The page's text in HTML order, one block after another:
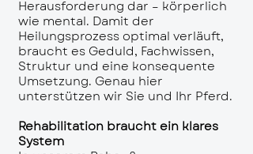
Herausforderung dar – körperlich
wie mental. Damit der
Heilungsprozess optimal verläuft,
braucht es Geduld, Fachwissen,
Struktur und eine konsequente
Umsetzung. Genau hier
unterstützen wir Sie und Ihr Pferd.
Rehabilitation braucht ein klares
System